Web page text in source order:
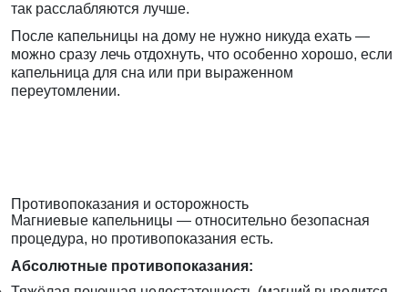
так расслабляются лучше.
После капельницы на дому не нужно никуда ехать —
можно сразу лечь отдохнуть, что особенно хорошо, если
капельница для сна или при выраженном
переутомлении.
Противопоказания и осторожность
Магниевые капельницы — относительно безопасная
процедура, но противопоказания есть.
Абсолютные противопоказания: